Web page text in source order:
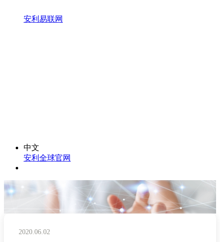
安利易联网
中文
安利全球官网
2020.06.02